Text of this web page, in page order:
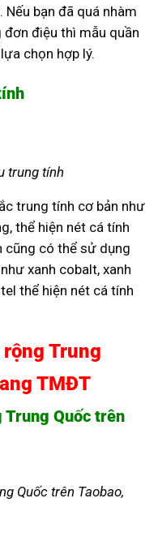
bạn đã quá nhàm
điệu thì mẫu quần
chọn hợp lý.
trung tính
trung tính cơ bản như
thể hiện nét cá tính
cũng có thể sử dụng
xanh cobalt, xanh
thể hiện nét cá tính
Trung
TMĐT
Trung Quốc trên